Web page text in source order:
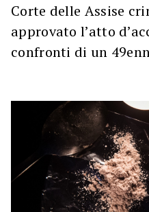
Corte delle Assise
approvato l’atto
confronti di un